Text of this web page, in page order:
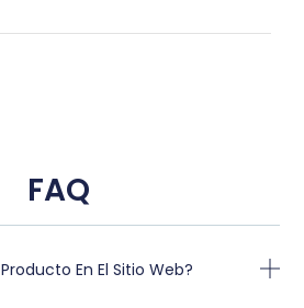
FAQ
En El Sitio Web?